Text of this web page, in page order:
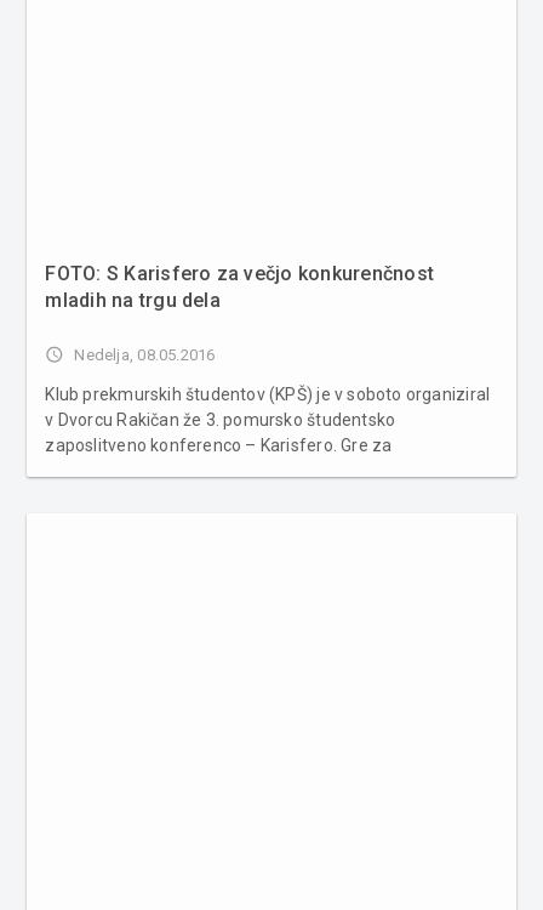
FOTO: S Karisfero za večjo konkurenčnost
mladih na trgu dela
access_time Nedelja, 08.05.2016
Klub prekmurskih študentov (KPŠ) je v soboto organiziral
v Dvorcu Rakičan že 3. pomursko študentsko
zaposlitveno konferenco – Karisfero. Gre za